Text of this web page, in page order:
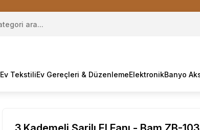
Ev TekstiliEv Gereçleri & DüzenlemeElektronikBanyo